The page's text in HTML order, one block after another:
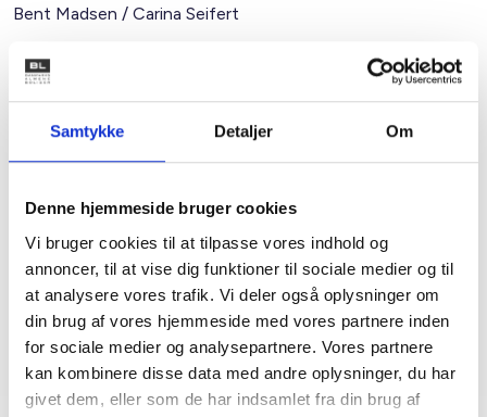
Samtykke Detaljer Om
Denne hjemmeside bruger cookies
Vi bruger cookies til at tilpasse vores indhold og
annoncer, til at vise dig funktioner til sociale medier og til
at analysere vores trafik. Vi deler også oplysninger om
din brug af vores hjemmeside med vores partnere inden
for sociale medier og analysepartnere. Vores partnere
kan kombinere disse data med andre oplysninger, du har
givet dem, eller som de har indsamlet fra din brug af
Bent Madsen / Carina Seifert
Kontakt
Adm. direktør
Mail: bma@bl.dk